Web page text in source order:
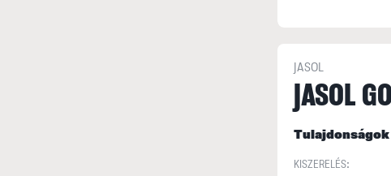
JASOL
JASOL
Tulajdonságok
KISZERELÉS: